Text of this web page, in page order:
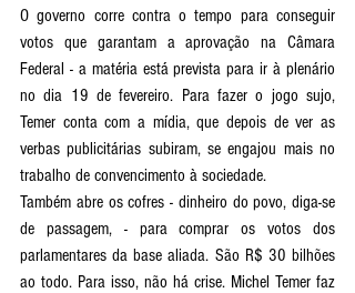
O governo corre contra o tempo para conseguir
votos que garantam a aprovação na Câmara
Federal - a matéria está prevista para ir à plenário
no dia 19 de fevereiro. Para fazer o jogo sujo,
Temer conta com a mídia, que depois de ver as
verbas publicitárias subiram, se engajou mais no
trabalho de convencimento à sociedade.
Também abre os cofres - dinheiro do povo, diga-se
de passagem, - para comprar os votos dos
parlamentares da base aliada. São R$ 30 bilhões
ao todo. Para isso, não há crise. Michel Temer faz